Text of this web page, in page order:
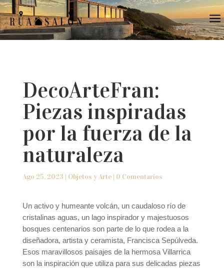
a
DecoArteFran:
Piezas inspiradas
por la fuerza de la
naturaleza
Ago 25, 2023 | Objetos y Arte| 0 Comentarios
Un activo y humeante volcán, un caudaloso río de
cristalinas aguas, un lago inspirador y majestuosos
bosques centenarios son parte de lo que rodea a la
diseñadora, artista y ceramista, Francisca Sepúlveda.
Esos maravillosos paisajes de la hermosa Villarrica
son la inspiración que utiliza para sus delicadas piezas